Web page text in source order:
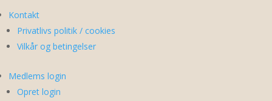
Kontakt
Privatlivs politik / cookies
Vilkår og betingelser
Medlems login
Opret login